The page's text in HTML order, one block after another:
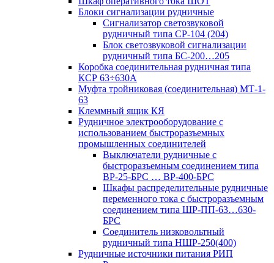
Блоки сигнализации рудничные
Сигнализатор светозвуковой
рудничный типа СР-104 (204)
Блок светозвуковой сигнализации
рудничный типа БС-200…205
Коробка соединительная рудничная типа
КСР 63÷630А
Муфта тройниковая (соединительная) МТ-1-
63
Клеммный ящик КЯ
Рудничное электрооборудование с
использованием быстроразъемных
промышленных соединителей
Выключатели рудничные с
быстроразъемным соединением типа
ВР-25-БРС … ВР-400-БРС
Шкафы распределительные рудничные
переменного тока с быстроразъемным
соединением типа ШР-ПП-63…630-
БРС
Соединитель низковольтный
рудничный типа НШР-250(400)
Рудничные источники питания РИП